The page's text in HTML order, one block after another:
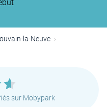
la-Neuve
sur Mobypark